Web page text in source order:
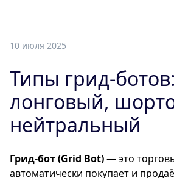
10 июля 2025
Типы грид-ботов:
лонговый,
нейтральный
Грид-бот (Grid Bot)— это
автоматически покупает и